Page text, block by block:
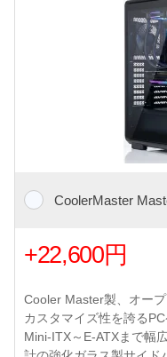
CoolerMaster
+22,600円
Cooler Master製、オー
カスタマイズ性を誇るPC
Mini-ITX～E-ATXまで幅